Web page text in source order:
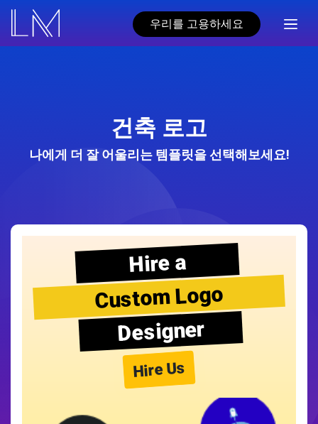
우리를 고용하세요
건축 로고
나에게 더 잘 어울리는 템플릿을 선택해보세요!
Hire a
Custom Logo
Designer
Hire Us